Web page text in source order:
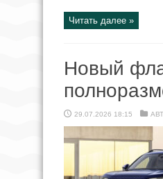
Читать далее »
Новый
29.07.2026 18:15